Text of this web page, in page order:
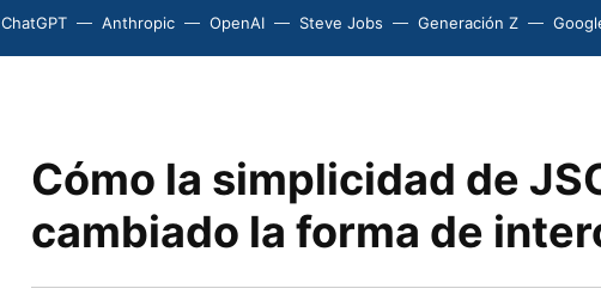
ChatGPT Anthropic OpenAI Steve Jobs Generación Z
Cómo la simplicidad de
cambiado la forma de